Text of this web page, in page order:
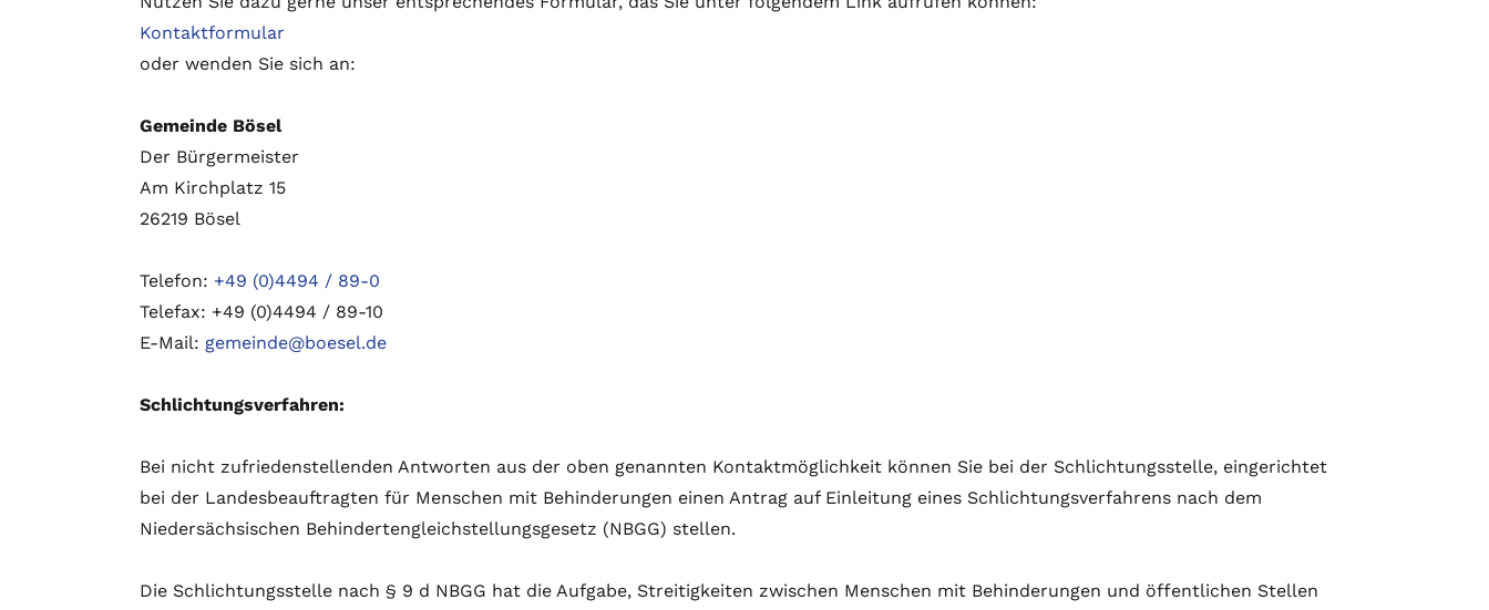
Kontaktformular
oder wenden Sie sich an:
Gemeinde Bösel
Der Bürgermeister
Am Kirchplatz 15
26219 Bösel
Telefon: +49 (0)4494 / 89-0
Telefax: +49 (0)4494 / 89-10
E-Mail: gemeinde@boesel.de
Schlichtungsverfahren:
Bei nicht zufriedenstellenden Antworten aus der oben genannten Kontaktmöglichkeit können Sie bei der Schlichtungsstelle, eingerichtet
bei der Landesbeauftragten für Menschen mit Behinderungen einen Antrag auf Einleitung eines Schlichtungsverfahrens nach dem
Niedersächsischen Behindertengleichstellungsgesetz (NBGG) stellen.
Die Schlichtungsstelle nach § 9 d NBGG hat die Aufgabe, Streitigkeiten zwischen Menschen mit Behinderungen und öffentlichen Stellen